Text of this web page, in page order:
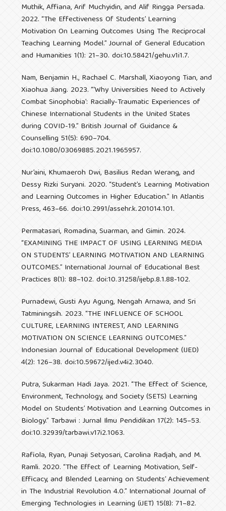
Muthik, Affiana, Arif Muchyidin, and Alif Ringga Persada.
2022. “The Effectiveness Of Students’ Learning
Motivation On Learning Outcomes Using The Reciprocal
Teaching Learning Model.” Journal of General Education
and Humanities 1(1): 21–30. doi:10.58421/gehu.v1i1.7.
Nam, Benjamin H., Rachael C. Marshall, Xiaoyong Tian, and
Xiaohua Jiang. 2023. “‘Why Universities Need to Actively
Combat Sinophobia’: Racially-Traumatic Experiences of
Chinese International Students in the United States
during COVID-19.” British Journal of Guidance &
Counselling 51(5): 690–704.
doi:10.1080/03069885.2021.1965957.
Nur’aini, Khumaeroh Dwi, Basilius Redan Werang, and
Dessy Rizki Suryani. 2020. “Student’s Learning Motivation
and Learning Outcomes in Higher Education.” In Atlantis
Press, 463–66. doi:10.2991/assehr.k.201014.101.
Permatasari, Romadina, Suarman, and Gimin. 2024.
“EXAMINING THE IMPACT OF USING LEARNING MEDIA
ON STUDENTS’ LEARNING MOTIVATION AND LEARNING
OUTCOMES.” International Journal of Educational Best
Practices 8(1): 88–102. doi:10.31258/ijebp.8.1.88-102.
Purnadewi, Gusti Ayu Agung, Nengah Arnawa, and Sri
Tatminingsih. 2023. “THE INFLUENCE OF SCHOOL
CULTURE, LEARNING INTEREST, AND LEARNING
MOTIVATION ON SCIENCE LEARNING OUTCOMES.”
Indonesian Journal of Educational Development (IJED)
4(2): 126–38. doi:10.59672/ijed.v4i2.3040.
Putra, Sukarman Hadi Jaya. 2021. “The Effect of Science,
Environment, Technology, and Society (SETS) Learning
Model on Students’ Motivation and Learning Outcomes in
Biology.” Tarbawi : Jurnal Ilmu Pendidikan 17(2): 145–53.
doi:10.32939/tarbawi.v17i2.1063.
Rafiola, Ryan, Punaji Setyosari, Carolina Radjah, and M.
Ramli. 2020. “The Effect of Learning Motivation, Self-
Efficacy, and Blended Learning on Students’ Achievement
in The Industrial Revolution 4.0.” International Journal of
Emerging Technologies in Learning (iJET) 15(8): 71–82.